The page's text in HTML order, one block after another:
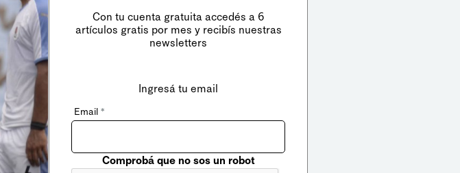
Con tu cuenta gratuita accedés a 6
artículos gratis por mes y recibís nuestras
newsletters
Ingresá tu email
Email *
Comprobá que no sos un robot